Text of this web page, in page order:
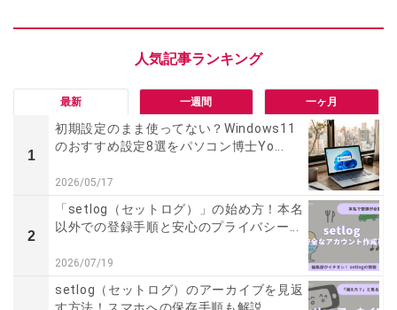
最新 一週間 一ヶ月
1
初期設定のまま使ってない？Windows11
のおすすめ設定8選をパソコン博士Yo...
2026/05/17
2
「setlog（セットログ）」の始め方！本名
以外での登録手順と安心のプライバシー...
2026/07/19
setlog（セットログ）のアーカイブを見返